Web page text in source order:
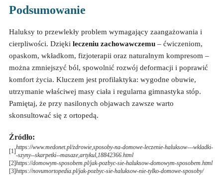
Podsumowanie
Haluksy to przewlekły problem wymagający zaangażowania i
cierpliwości. Dzięki leczeniu zachowawczemu– ćwiczeniom,
opaskom, wkładkom, fizjoterapii oraz naturalnym kompresom –
można zmniejszyć ból, spowolnić rozwój deformacji i poprawić
komfort życia. Kluczem jest profilaktyka: wygodne obuwie,
utrzymanie właściwej masy ciała i regularna gimnastyka stóp.
Pamiętaj, że przy nasilonych objawach zawsze warto
skonsultować się z ortopedą.
Źródło:
[1]
https://www.medonet.pl/zdrowie,sposoby-na-domowe-leczenie-haluksow---wkladki-
-szyny--skarpetki--masaze,artykul,18842366.html
[2]https://domowym-sposobem.pl/jak-pozbyc-sie-haluksow-domowym-sposobem.html
[3]https://novumortopedia.pl/jak-pozbyc-sie-haluksow-nie-tylko-domowe-sposoby/